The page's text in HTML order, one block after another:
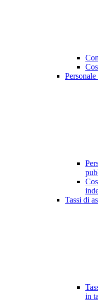
Tassi di
in